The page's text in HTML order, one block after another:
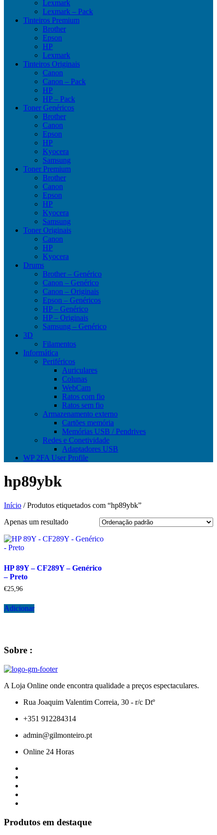
Lexmark
Lexmark – Pack
Tinteiros Premium
Brother
Epson
HP
Lexmark
Tinteiros Originais
Canon
Canon – Pack
HP
HP – Pack
Toner Genéricos
Brother
Canon
Epson
HP
Kyocera
Samsung
Toner Premium
Brother
Canon
Epson
HP
Kyocera
Samsung
Toner Originais
Canon
HP
Kyocera
Drums
Brother – Genérico
Canon – Genérico
Canon – Originais
Epson – Genéricos
HP – Genérico
HP – Originais
Samsung – Genérico
3D
Filamentos
Informática
Periféricos
Auriculares
Colunas
WebCam
Ratos com fio
Ratos sem fio
Armazenamento externo
Cartões memória
Memórias USB / Pendrives
Redes e Conetividade
Adaptadores USB
WP 2FA User Profile
hp89ybk
Início / Produtos etiquetados com “hp89ybk”
Apenas um resultado
HP 89Y – CF289Y – Genérico
– Preto
€25,96
Adicionar
Sobre :
A Loja Online onde encontra qualidade a preços espectaculares.
Rua Joaquim Valentim Correia, 30 - r/c Dtº
+351 912284314
admin@gilmonteiro.pt
Online 24 Horas
Produtos em destaque